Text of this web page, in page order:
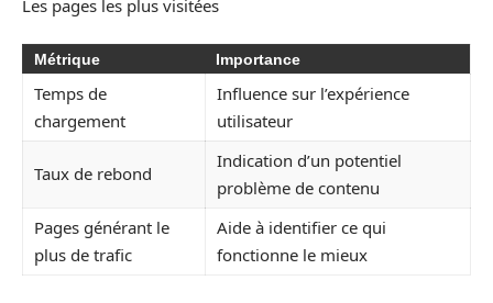
Les pages les plus visitées
Métrique Importance
Temps de
chargement
Influence sur l’expérience
utilisateur
Taux de rebond
Indication d’un potentiel
problème de contenu
Pages générant le
plus de trafic
Aide à identifier ce qui
fonctionne le mieux